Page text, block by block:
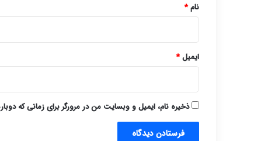
نام*
ایمیل*
ذخیره نام، ایمیل و وبسایت من در مرورگر برای زمانی که